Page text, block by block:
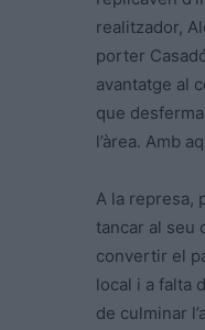
realitzador,
porter
avantatge al
que
l’àrea. Amb
A la represa,
tancar al seu
convertir el
local i a falta
de culminar